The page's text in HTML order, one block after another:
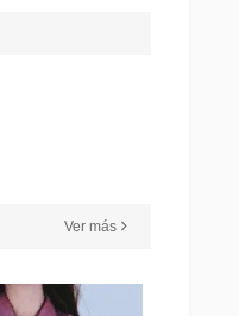
Ver más